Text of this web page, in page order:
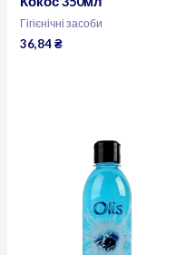
Гігієнічні засоби
36,84₴